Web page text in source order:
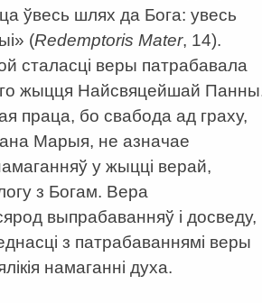
ўвесь шлях да Бога: увесь
(Redemptoris Mater, 14).
сталасці веры патрабавала
жыцця Найсвяцейшай
праца, бо свабода ад граху,
Марыя, не азначае
у жыцці верай,
з Богам. Вера
выпрабаванняў і досведу,
з патрабаваннямі веры
намаганні духа.